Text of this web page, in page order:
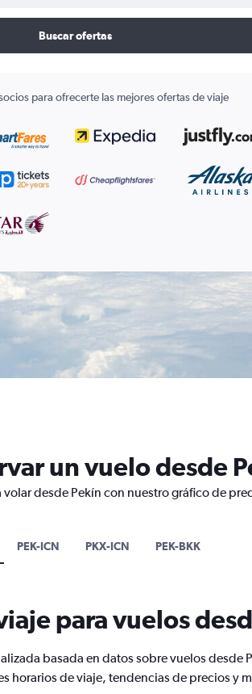
Buscar ofertas
para ofrecerte las mejores ofertas de viaje
un vuelo desde
desde Pekín con nuestro gráfico de
PEK-ICN PKX-ICN PEK-BKK
para vuelos
basada en datos sobre vuelos desde
horarios de viaje, tendencias de precios y